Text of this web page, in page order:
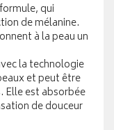
qui
de mélanine.
à la peau un
la technologie
et peut être
Elle est absorbée
de douceur